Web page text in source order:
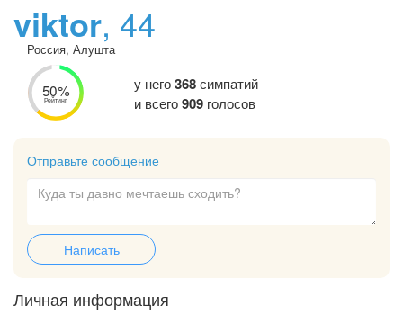
viktor, 44
Россия, Алушта
50%
Рейтинг
у него368симпатий
и всего909 голосов
Отправьте сообщение
Написать
Личная информация